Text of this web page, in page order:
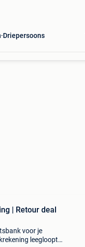
Driepersoons
| Retour deal
voor je
leegloopt?